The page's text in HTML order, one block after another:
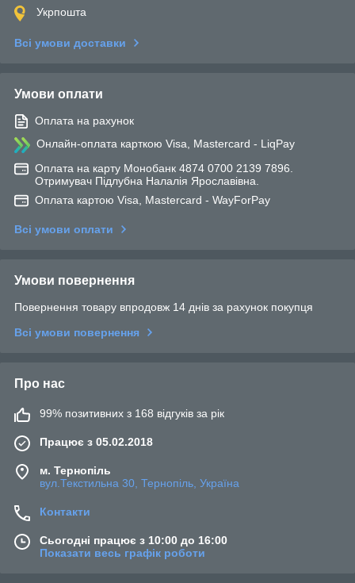
Укрпошта
Всі умови доставки
Умови оплати
Оплата на рахунок
Онлайн-оплата карткою Visa, Mastercard - LiqPay
Оплата на карту Монобанк 4874 0700 2139 7896.
Отримувач Підлубна Налалія Ярославівна.
Оплата картою Visa, Mastercard - WayForPay
Всі умови оплати
Умови повернення
Повернення товару впродовж 14 днів за рахунок покупця
Всі умови повернення
Про нас
99% позитивних з 168 відгуків за рік
Працює з 05.02.2018
м. Тернопіль
вул.Текстильна 30, Тернопіль, Україна
Контакти
Сьогодні працює з 10:00 до 16:00
Показати весь графік роботи